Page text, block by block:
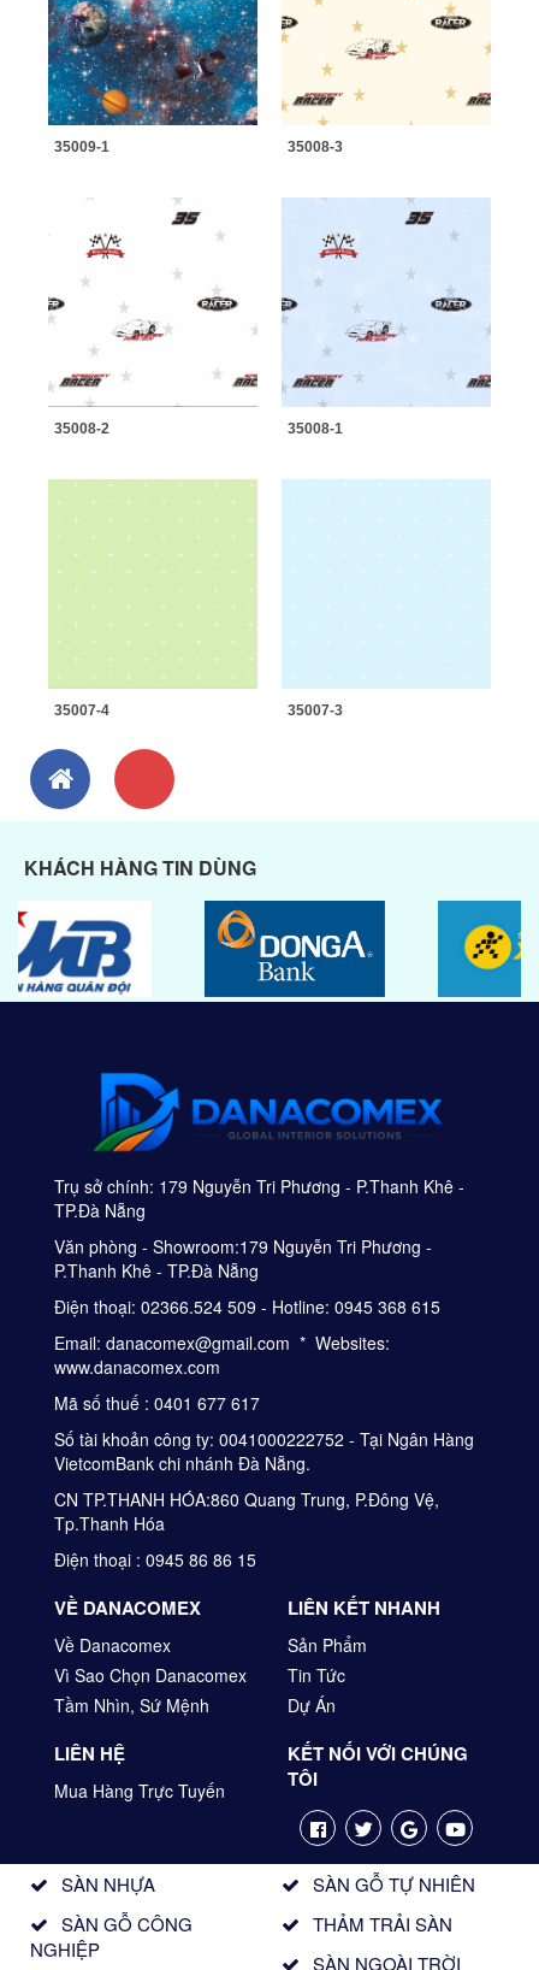
35009-1 35008-3
35008-2 35008-1
35007-4 35007-3
KHÁCH HÀNG TIN DÙNG
Trụ sở chính: 179 Nguyễn Tri Phương - P.Thanh Khê -
TP.Đà Nẵng
Văn phòng - Showroom:179 Nguyễn Tri Phương -
P.Thanh Khê - TP.Đà Nẵng
Điện thoại: 02366.524 509 - Hotline: 0945 368 615
Email: danacomex@gmail.com * Websites:
www.danacomex.com
Mã số thuế : 0401 677 617
Số tài khoản công ty: 0041000222752 - Tại Ngân Hàng
VietcomBank chi nhánh Đà Nẵng.
CN TP.THANH HÓA:860 Quang Trung, P.Đông Vệ,
Tp.Thanh Hóa
Điện thoại : 0945 86 86 15
VỀ DANACOMEX
Về Danacomex
Vì Sao Chọn Danacomex
Tầm Nhìn, Sứ Mệnh
LIÊN HỆ
Mua Hàng Trực Tuyến
LIÊN KẾT NHANH
Sản Phẩm
Tin Tức
Dự Án
KẾT NỐI VỚI CHÚNG
TÔI
SÀN NHỰA
SÀN GỖ TỰ NHIÊN
SÀN GỖ CÔNG
NGHIỆP
THẢM TRẢI SÀN
SÀN NGOÀI TRỜI